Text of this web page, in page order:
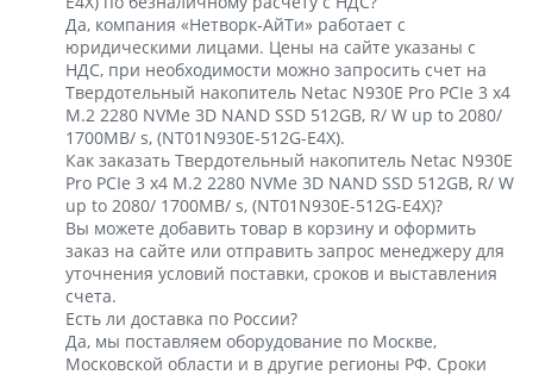
Да, компания «Нетворк-АйТи» работает с
юридическими лицами. Цены на сайте указаны с
НДС, при необходимости можно запросить счет на
Твердотельный накопитель Netac N930E Pro PCIe 3 x4
M.2 2280 NVMe 3D NAND SSD 512GB, R/ W up to 2080/
1700MB/ s, (NT01N930E-512G-E4X).
Как заказать Твердотельный накопитель Netac N930E
Pro PCIe 3 x4 M.2 2280 NVMe 3D NAND SSD 512GB, R/ W
up to 2080/ 1700MB/ s, (NT01N930E-512G-E4X)?
Вы можете добавить товар в корзину и оформить
заказ на сайте или отправить запрос менеджеру для
уточнения условий поставки, сроков и выставления
счета.
Есть ли доставка по России?
Да, мы поставляем оборудование по Москве,
Московской области и в другие регионы РФ. Сроки